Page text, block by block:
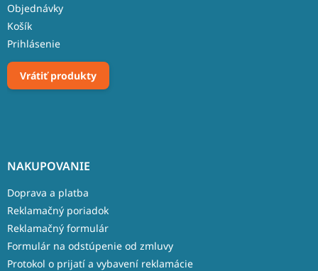
Objednávky
Košík
Prihlásenie
Vrátiť produkty
NAKUPOVANIE
Doprava a platba
Reklamačný poriadok
Reklamačný formulár
Formulár na odstúpenie od zmluvy
Protokol o prijatí a vybavení reklamácie